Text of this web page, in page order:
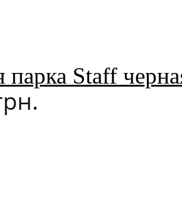
парка Staff